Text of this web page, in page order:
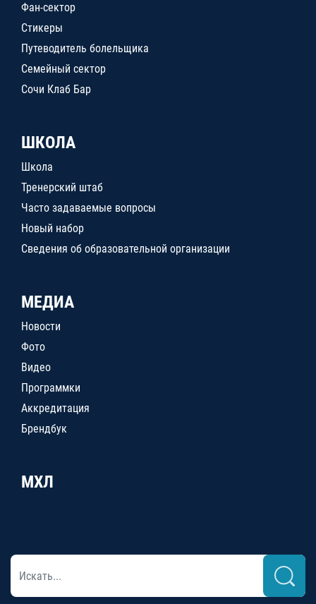
Фан-сектор
Стикеры
Путеводитель болельщика
Семейный сектор
Сочи Клаб Бар
ШКОЛА
Школа
Тренерский штаб
Часто задаваемые вопросы
Новый набор
Сведения об образовательной организации
МЕДИА
Новости
Фото
Видео
Программки
Аккредитация
Брендбук
МХЛ